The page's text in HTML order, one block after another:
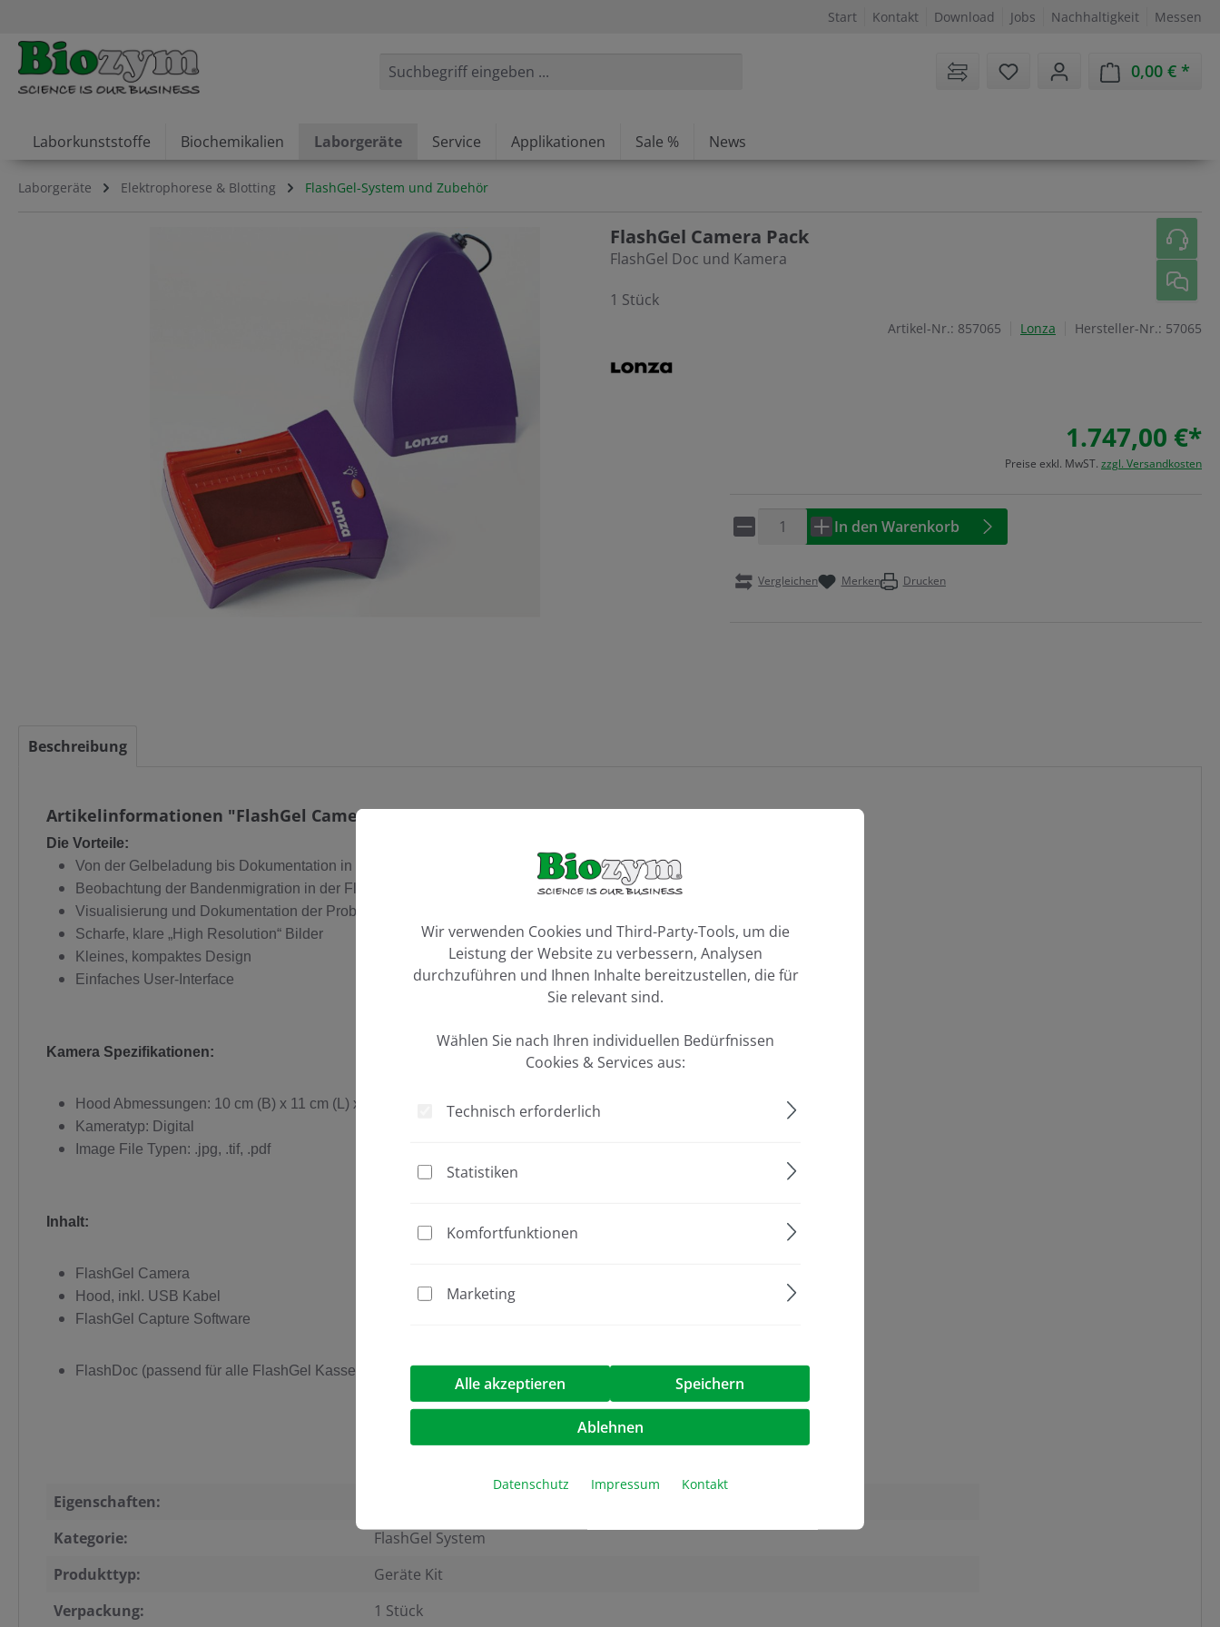
Start Kontakt Download Jobs Nachhaltigkeit Messen
Sie haben 0 Artikel auf dem
0,00 €
Laborkunststoffe Biochemikalien Laborgeräte Service Applikationen Sale % News
Laborgeräte Elektrophorese & Blotting FlashGel-System und Zubehör
FlashGel Camera Pack
FlashGel Doc und Kamera
1 Stück
Artikel-Nr.: 857065 Lonza Hersteller-Nr.: 57065
1.747,00 €*
Preise exkl. MwST. zzgl. Versandkosten
Artikel Anzahl: Geben Sie den gewünschten
In den Warenkorb
Vergleichen Merken Drucken
Beschreibung
Artikelinformationen "FlashGel Camera Pack"
Die Vorteile:
Von der Gelbeladung bis Dokumentation in 5 Minuten
Beobachtung der Bandenmigration in der FlashGel Doc visuell oder am Computerbildschirm
Visualisierung und Dokumentation der Proben ohne schädigendes UV-Licht direkt auf der „Bench“
Scharfe, klare „High Resolution“ Bilder
Kleines, kompaktes Design
Einfaches User-Interface
Kamera Spezifikationen:
Hood Abmessungen: 10 cm (B) x 11 cm (L) x 16 cm (H)
Kameratyp: Digital
Image File Typen: .jpg, .tif, .pdf
Inhalt:
FlashGel Camera
Hood, inkl. USB Kabel
FlashGel Capture Software
FlashDoc (passend für alle FlashGel Kassetten)
Eigenschaften:
Kategorie:
FlashGel System
Produkttyp:
Geräte Kit
Verpackung:
1 Stück
Wir verwenden Cookies und Third-Party-Tools, um die
Leistung der Website zu verbessern, Analysen
durchzuführen und Ihnen Inhalte bereitzustellen, die für
Sie relevant sind.
Wählen Sie nach Ihren individuellen Bedürfnissen
Cookies & Services aus:
Technisch erforderlich
Statistiken
Komfortfunktionen
Marketing
Alle akzeptieren Speichern
Ablehnen
Datenschutz Impressum Kontakt